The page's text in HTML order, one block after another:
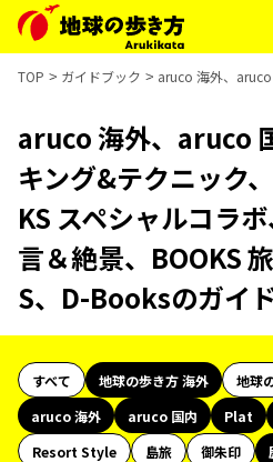
TOP ガイドブック aruco 海外、
aruco 海外、aruco
キング&テクニック
KS スペシャルコラ
言＆絶景、BOOKS
S、D-Booksのガイ
すべて 地球の歩き方 海外
地球
aruco 海外
aruco 国内 Plat
Resort Style
島旅 御朱印